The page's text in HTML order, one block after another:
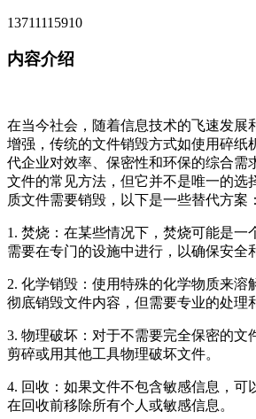
13711115910
内容介绍
在当今社会，随着信息技术的飞速发展
增强，传统的文件销毁方式如使用碎纸
代企业对效率、保密性和环保的综合需
文件的常见方法，但它并不是唯一的选
质文件需要销毁，以下是一些替代方案：
1. 焚烧：在某些情况下，焚烧可能是一
需要在专门的设施中进行，以确保安全
2. 化学销毁：使用特殊的化学物质来溶
彻底销毁文件内容，但需要专业的处理
3. 物理破坏：对于不需要完全保密的文
剪碎或用其他工具物理破坏文件。
4. 回收：如果文件不包含敏感信息，可
在回收前移除所有个人或敏感信息。